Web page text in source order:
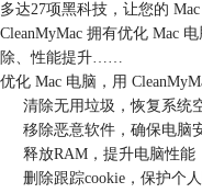
多达27项黑科技，让您的
CleanMyMac 拥有优化 Mac
除、性能提升……
优化 Mac 电脑，用
清除无用垃圾，恢复系统
移除恶意软件，确保电脑
释放RAM，提升电脑性能
删除跟踪cookie，保护个